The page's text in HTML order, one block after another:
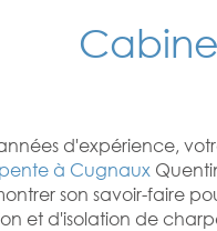
d'expérience,
à Cugnaux
son savoir-faire
et d'isolation de